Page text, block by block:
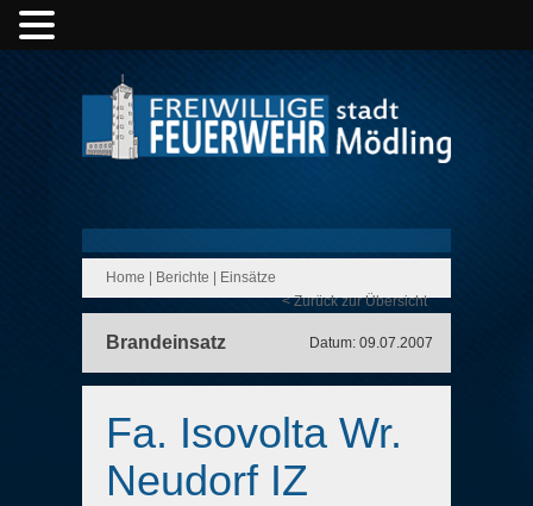
Home Berichte
Einsätze
< Zurück zur Übersicht
Brandeinsatz Datum: 09.07.2007
Fa. Isovolta Wr.
Neudorf IZ